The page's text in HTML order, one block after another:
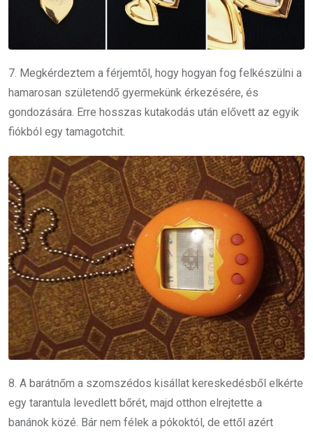
7. Megkérdeztem a férjemtől, hogy hogyan fog felkészülni a
hamarosan születendő gyermekünk érkezésére, és
gondozására. Erre hosszas kutakodás után elővett az egyik
fiókból egy tamagotchit.
8. A barátnőm a szomszédos kisállat kereskedésből elkérte
egy tarantula levedlett bőrét, majd otthon elrejtette a
banánok közé. Bár nem félek a pókoktól, de ettől azért